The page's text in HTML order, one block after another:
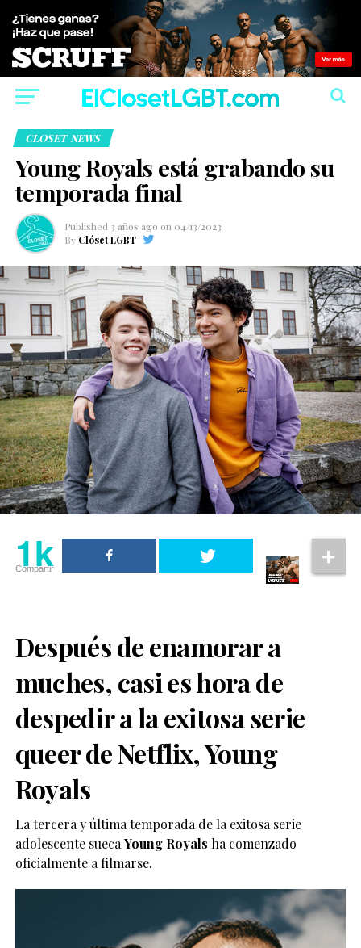
CLOSET NEWS
Young Royals está grabando su
temporada final
Published 3 años ago on 04/13/2023
By Clóset LGBT
1k
Compartir
Después de enamorar a
muches, casi es hora de
despedir a la exitosa serie
queer de Netflix, Young
Royals
La tercera y última temporada de la exitosa serie
adolescente sueca Young Royals ha comenzado
oficialmente a filmarse.